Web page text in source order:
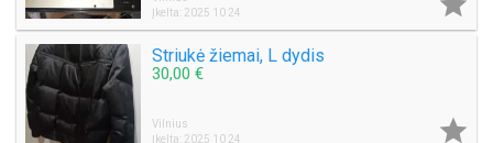
Įkelta: 2025 10 24
Striukė žiemai, L dydis
30,00 €
Vilnius
Įkelta: 2025 10 24
